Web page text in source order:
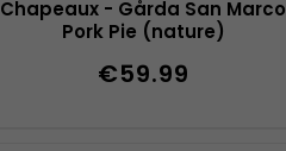
Chapeaux - Gårda San Marco
Pork Pie (nature)
€59.99